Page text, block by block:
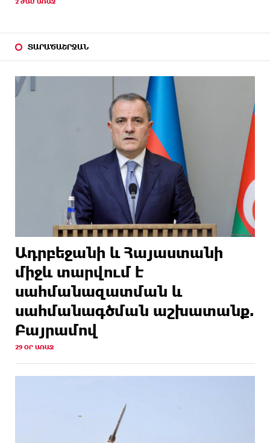
ՏԱՐԱԾԱՇՐՋԱՆ
Ադրբեջանի և Հայաստանի
միջև տարվում է
սահմանազատման և
սահմանագծման աշխատանք.
Բայրամով
29 ՕՐ ԱՌԱՋ